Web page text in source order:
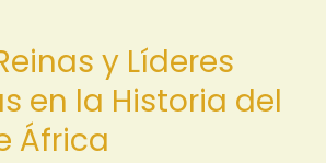
y Líderes
en la Historia del
África